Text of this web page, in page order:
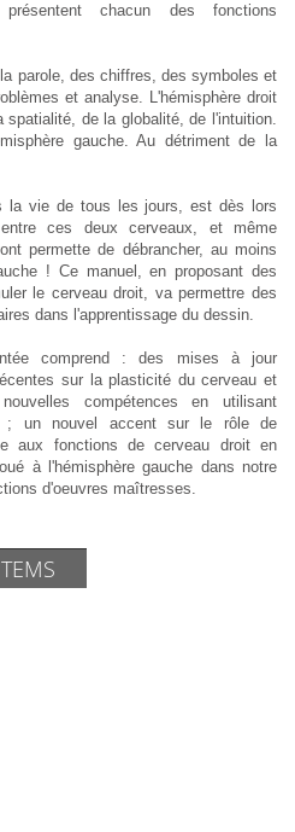
chacun des fonctions
parole, des chiffres, des symboles et
et analyse. L'hémisphère droit
de la globalité, de l'intuition.
gauche. Au détriment de la
la vie de tous les jours, est dès lors
ces deux cerveaux, et même
permette de débrancher, au moins
! Ce manuel, en proposant des
le cerveau droit, va permettre des
dans l'apprentissage du dessin.
comprend : des mises à jour
sur la plasticité du cerveau et
compétences en utilisant
; un nouvel accent sur le rôle de
aux fonctions de cerveau droit en
à l'hémisphère gauche dans notre
d'oeuvres maîtresses.